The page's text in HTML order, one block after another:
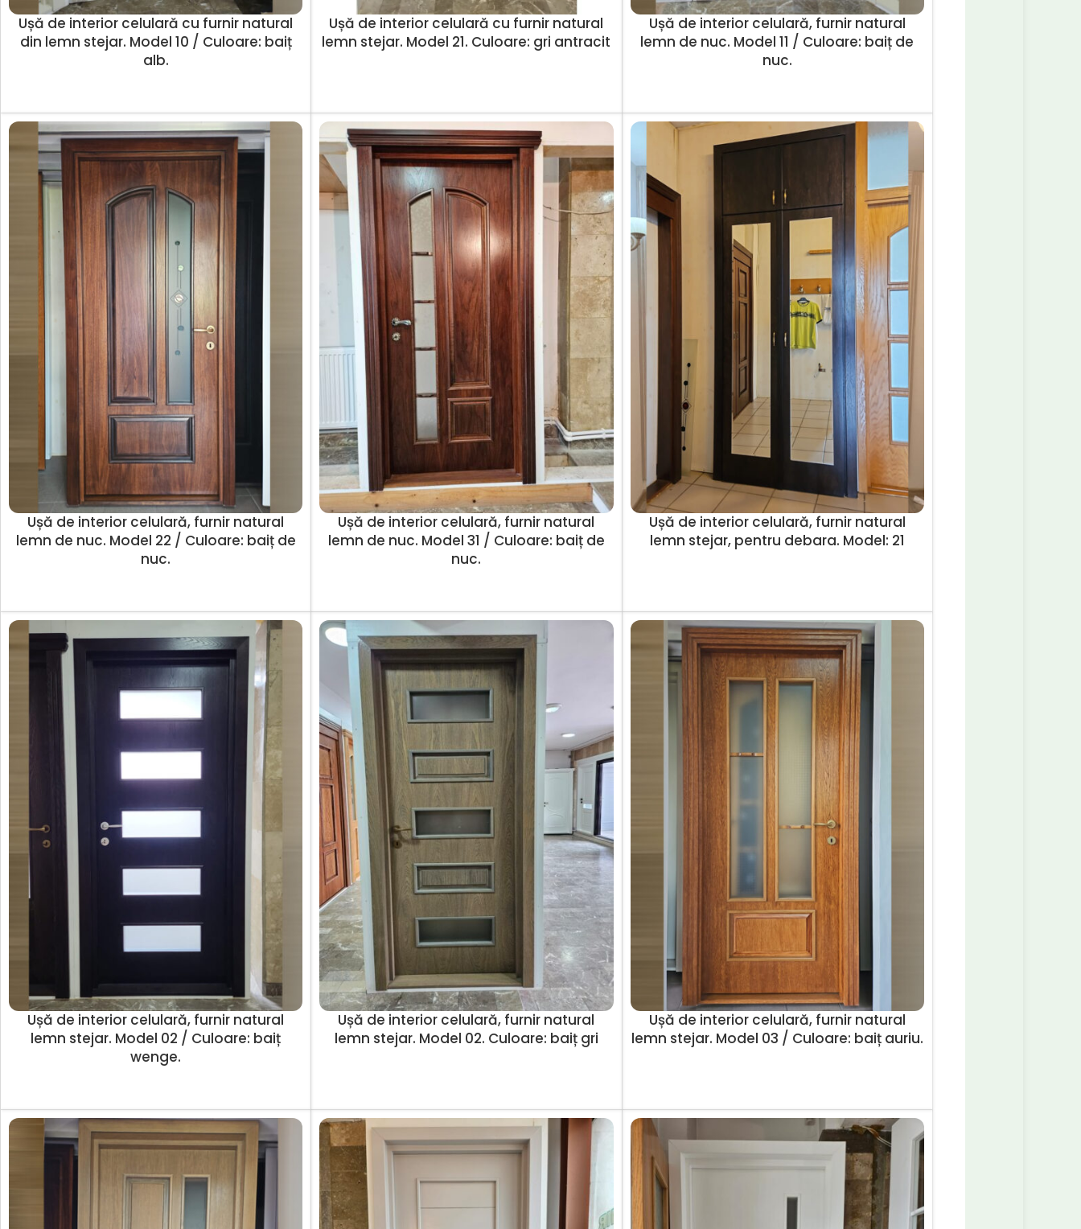
Ușă de interior celulară cu furnir natural
din lemn stejar. Model 10 / Culoare: baiț
alb.
Ușă de interior celulară cu furnir natural
lemn stejar. Model 21. Culoare: gri antracit
Ușă de interior celulară, furnir natural
lemn de nuc. Model 11 / Culoare: baiț de
nuc.
Ușă de interior celulară, furnir natural
lemn de nuc. Model 22 / Culoare: baiț de
nuc.
Ușă de interior celulară, furnir natural
lemn de nuc. Model 31 / Culoare: baiț de
nuc.
Ușă de interior celulară, furnir natural
lemn stejar, pentru debara. Model: 21
Ușă de interior celulară, furnir natural
lemn stejar. Model 02 / Culoare: baiț
wenge.
Ușă de interior celulară, furnir natural
lemn stejar. Model 02. Culoare: baiț gri
Ușă de interior celulară, furnir natural
lemn stejar. Model 03 / Culoare: baiț auriu.